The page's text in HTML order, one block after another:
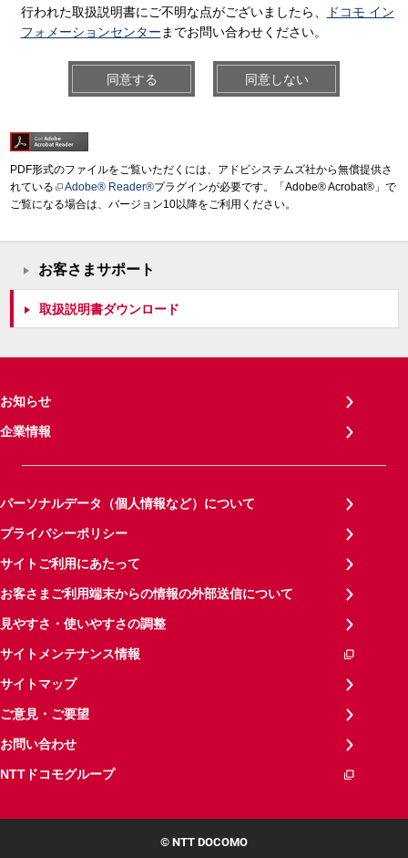
行われた取扱説明書にご不明な点がございましたら、
ドコモ イン
フォメーションセンター までお問い合わせください。
同意する 同意しない
PDF形式のファイルをご覧いただくには、アドビシステムズ社から無償提供さ
れている
Adobe® Reader®プラグインが必要です。「Adobe® Acrobat®」で
ご覧になる場合は、バージョン10以降をご利用ください。
お客さまサポート
取扱説明書ダウンロード
お知らせ
企業情報
パーソナルデータ（個人情報など）について
プライバシーポリシー
サイトご利用にあたって
お客さまご利用端末からの情報の外部送信について
見やすさ・使いやすさの調整
サイトメンテナンス情報
サイトマップ
ご意見・ご要望
お問い合わせ
NTTドコモグループ
© NTT DOCOMO